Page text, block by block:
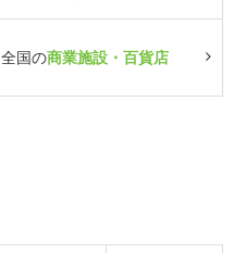
全国の商業施設・百貨店